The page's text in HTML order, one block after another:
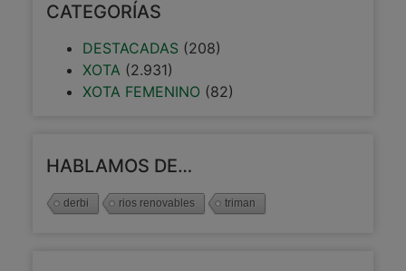
CATEGORÍAS
DESTACADAS (208)
XOTA(2.931)
XOTA FEMENINO (82)
HABLAMOS DE…
derbi rios renovables triman